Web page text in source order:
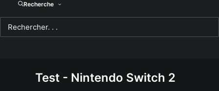
Recherche
Test - Nintendo Switch 2